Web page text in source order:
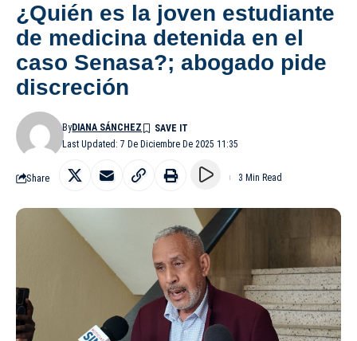
¿Quién es la joven estudiante
de medicina detenida en el
caso Senasa?; abogado pide
discreción
Last Updated: 7 De Diciembre De 2025 11:35
ByDIANA SÁNCHEZ
Share 3 Min Read